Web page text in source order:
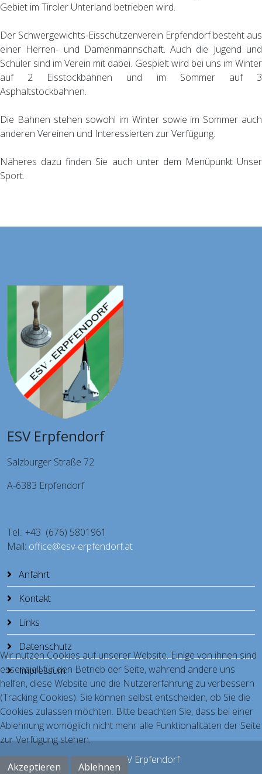
Gebiet im Tiroler Unterland betrieben wird.
Der Schwergewichts-Eisschützenverein Erpfendorf besteht aus
einer Herren- und Damenmannschaft. Auch die Jugend und
Schüler sind im Verein mit dabei. Gespielt wird bei uns im Winter
auf 2 Eisstockbahnen und im Sommer auf 3
Asphaltstockbahnen.
Die Bahnen stehen sowohl im Winter sowie im Sommer auch
anderen Vereinen und Interessierten zur Verfügung.
Näheres dazu finden Sie auch unter dem Menüpunkt Unser
Sport.
ESV Erpfendorf
Salzburger Straße 72
A-6383 Erpfendorf
Tel.: +43 (676) 5801961
Mail: office@esv-erpfendorf.at
Anfahrt
Kontakt
Links
Datenschutz
Impressum
© 2026 ESV Erpfendorf
Wir nutzen Cookies auf unserer Website. Einige von ihnen sind
essenziell für den Betrieb der Seite, während andere uns
helfen, diese Website und die Nutzererfahrung zu verbessern
(Tracking Cookies). Sie können selbst entscheiden, ob Sie die
Cookies zulassen möchten. Bitte beachten Sie, dass bei einer
Ablehnung womöglich nicht mehr alle Funktionalitäten der Seite
zur Verfügung stehen.
Akzeptieren Ablehnen